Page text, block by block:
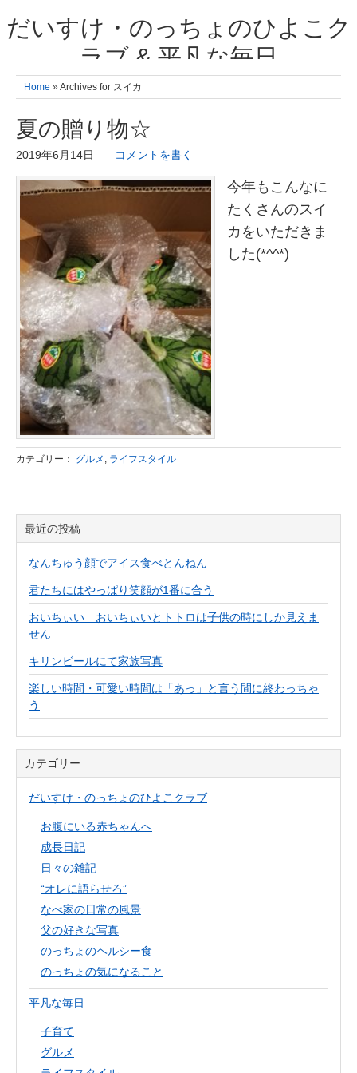
だいすけ・のっちょのひよこク
ラブ & 平凡な毎日
我が家の3人のひよこ成長日記と雑記 何十年後かに、大きくなったひよ
こ達とこの成長記を読み返すことを夢見て。& 3児ママの平凡日記 日々
Home » Archives for スイカ
夏の贈り物☆
2019年6月14日 コメントを書く
今年もこんなに
たくさんのスイ
カをいただきま
した(*^^*)
カテゴリー： グルメ ライフスタイル
最近の投稿
なんちゅう顔でアイス食べとんねん
君たちにはやっぱり笑顔が1番に合う
おいちぃい おいちぃいとトトロは子供の時にしか見えま
せん
キリンビールにて家族写真
楽しい時間・可愛い時間は「あっ」と言う間に終わっちゃ
う
カテゴリー
だいすけ・のっちょのひよこクラブ
お腹にいる赤ちゃんへ
成長日記
日々の雑記
“オレに語らせろ”
なべ家の日常の風景
父の好きな写真
のっちょのヘルシー食
のっちょの気になること
平凡な毎日
子育て
グルメ